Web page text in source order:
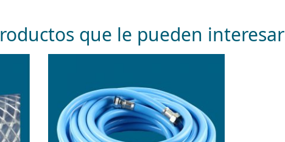
que le pueden interesar